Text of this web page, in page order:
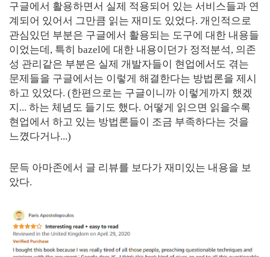
구글에서 활용하면서 실제 적용되어 있는 서비스들과 연
계되어 있어서 그만큼 읽는 재미도 있었다. 개인적으로
관심있던 부분은 구글에서 활용되는 도구에 대한 내용들
이었는데, 특히 bazel에 대한 내용이던가 정적분석, 의존
성 관리같은 부분은 실제 개발자들이 현업에서도 겪는
문제들을 구글에서는 이렇게 해결한다는 방법론을 제시
하고 있었다. (한편으로는 구글이니까 이렇게까지 했겠
지... 하는 체념도 들기도 했다. 어떻게 읽으면 읽을수록
현업에서 하고 있는 방법론들이 조금 부족하다는 것을
느꼈다거나...)
문득 아마존에서 글 리뷰를 보다가 재미있는 내용을 보
았다.